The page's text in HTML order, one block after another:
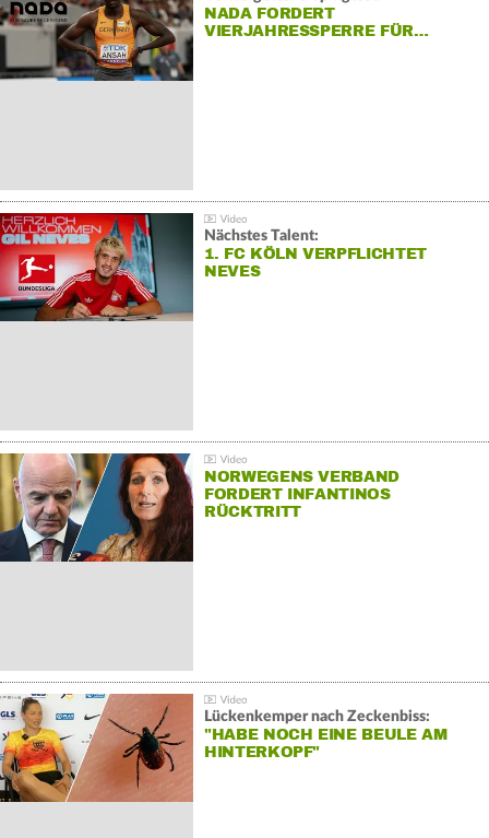
NADA FORDERT
VIERJAHRESSPERRE FÜR…
Nächstes Talent:
1. FC KÖLN VERPFLICHTET
NEVES
NORWEGENS VERBAND
FORDERT INFANTINOS
RÜCKTRITT
Lückenkemper nach Zeckenbiss:
"HABE NOCH EINE BEULE AM
HINTERKOPF"